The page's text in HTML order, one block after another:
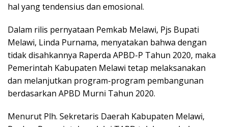
hal yang tendensius dan emosional.
Dalam rilis pernyataan Pemkab Melawi, Pjs Bupati
Melawi, Linda Purnama, menyatakan bahwa dengan
tidak disahkannya Raperda APBD-P Tahun 2020, maka
Pemerintah Kabupaten Melawi tetap melaksanakan
dan melanjutkan program-program pembangunan
berdasarkan APBD Murni Tahun 2020.
Menurut Plh. Sekretaris Daerah Kabupaten Melawi,